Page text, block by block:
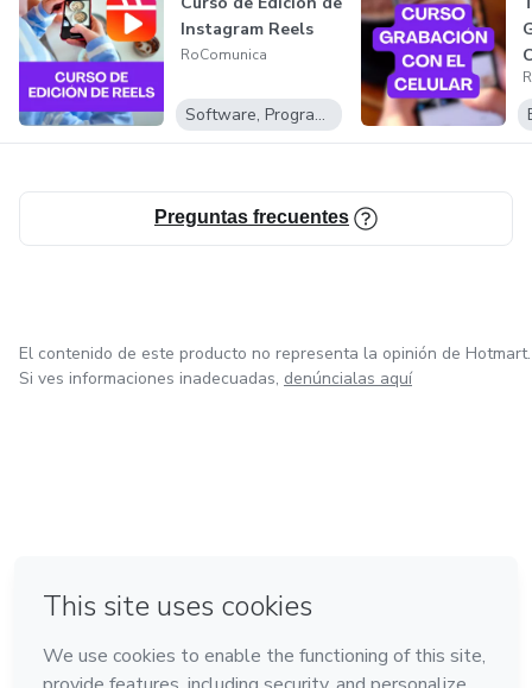
Instagram Reels
RoComunica
Software, Programas para descargar
Preguntas frecuentes
El contenido de este producto no representa la opinión de Hotmart.
Si ves informaciones inadecuadas, denúncialas aquí
Hecho con❤ en Ciudad de México